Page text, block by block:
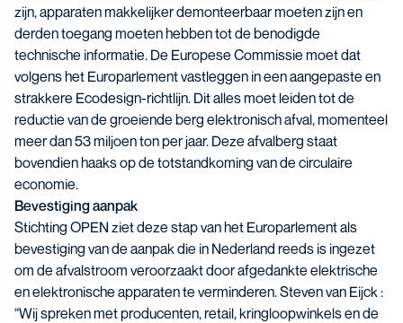
zijn, apparaten makkelijker demonteerbaar moeten zijn en
derden toegang moeten hebben tot de benodigde
technische informatie. De Europese Commissie moet dat
volgens het Europarlement vastleggen in een aangepaste en
strakkere Ecodesign-richtlijn. Dit alles moet leiden tot de
reductie van de groeiende berg elektronisch afval, momenteel
meer dan 53 miljoen ton per jaar. Deze afvalberg staat
bovendien haaks op de totstandkoming van de circulaire
economie.
Bevestiging aanpak
Stichting OPEN ziet deze stap van het Europarlement als
bevestiging van de aanpak die in Nederland reeds is ingezet
om de afvalstroom veroorzaakt door afgedankte elektrische
en elektronische apparaten te verminderen. Steven van Eijck :
“Wij spreken met producenten, retail, kringloopwinkels en de